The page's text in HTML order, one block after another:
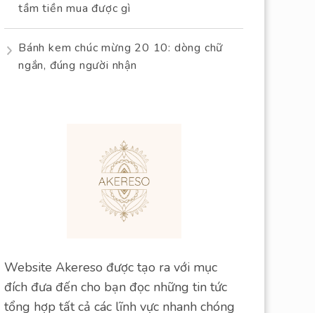
tầm tiền mua được gì
Bánh kem chúc mừng 20 10: dòng chữ
ngắn, đúng người nhận
Website Akereso được tạo ra với mục
đích đưa đến cho bạn đọc những tin tức
tổng hợp tất cả các lĩnh vực nhanh chóng